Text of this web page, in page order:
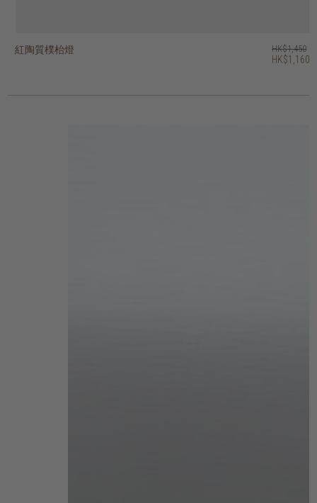
紅陶質樸枱燈 HK$1,450
HK$1,160
紅陶枱燈 HK$2,250
HK$1,800
紅陶條紋枱燈 HK$1,950
HK$1,560
紅陶幾何枱燈 HK$2,250
HK$1,800
復古枱燈 HK$1,950
HK$1,560
heritage 圓頂形枱燈 HK$845
bright 號角形吊燈 HK$1,450
bright 穹頂型吊燈 HK$1,550
bright 吊鐘形吊燈 HK$1,650
木根雕塑枱燈 HK$1,450